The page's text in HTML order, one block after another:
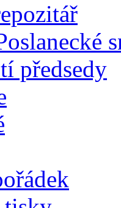
předsedy